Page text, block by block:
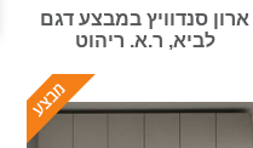
ארון סנדוויץ במבצע דגם
לביא, ר.א. ריהוט